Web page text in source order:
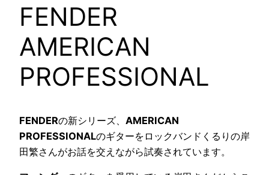
FENDER
AMERICAN
PROFESSIONAL
FENDERの新シリーズ、 AMERICAN
PROFESSIONALのギターをロックバンドくるりの岸
田繁さんがお話を交えながら試奏されています。